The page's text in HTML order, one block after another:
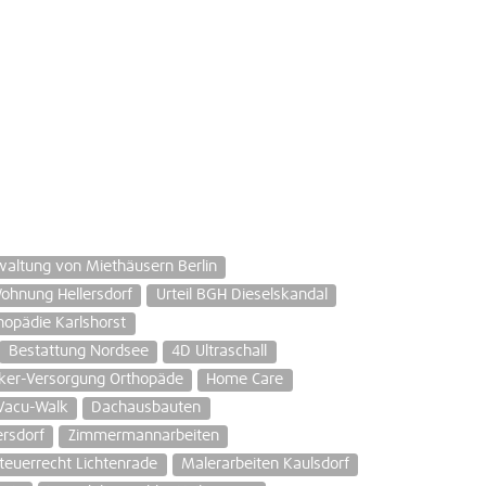
von Miethäusern Berlin
Hellersdorf
Urteil BGH Dieselskandal
Karlshorst
Bestattung Nordsee
4D Ultraschall
Versorgung Orthopäde
Home Care
Walk
Dachausbauten
Zimmermannarbeiten
Lichtenrade
Malerarbeiten Kaulsdorf